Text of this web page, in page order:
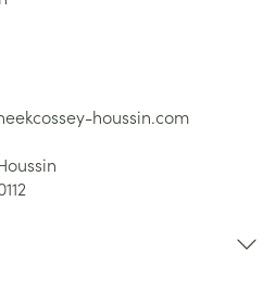
houssin.com